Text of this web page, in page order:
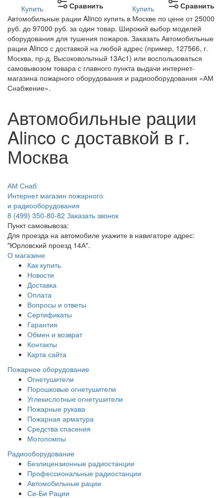
Сравнить
Купить
Сравнить
Купить
Автомобильные рации Alinco купить в Москве по цене от 25000
руб. до 97000 руб. за один товар. Широкий выбор моделей
оборудования для тушения пожаров. Заказать Автомобильные
рации Alinco с доставкой на любой адрес (пример, 127566, г.
Москва, пр-д. Высоковольтный 13Ас1) или воспользоваться
самовывозом товара с главного пункта выдачи интернет-
магазина пожарного оборудования и радиооборудования «АМ
Снабжение».
Автомобильные рации
Alinco с доставкой в г.
Москва
АМ Снаб
Интернет магазин пожарного
и радиооборудования
8 (499) 350-80-82 Заказать звонок
Пункт самовывоза:
Для проезда на автомобиле укажите в навигаторе адрес:
"Юрловский проезд 14А".
О магазине
Как купить
Новости
Доставка
Оплата
Вопросы и ответы
Сертификаты
Гарантия
Обмен и возврат
Контакты
Карта сайта
Пожарное оборудование
Огнетушители
Порошковые огнетушители
Углекислотные огнетушители
Пожарные рукава
Пожарная арматура
Средства спасения
Мотопомпы
Радиооборудование
Безлицензионные радиостанции
Профессиональные радиостанции
Автомобильные рации
Си-Би Рации